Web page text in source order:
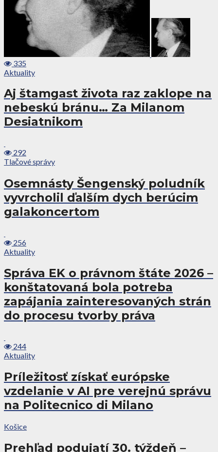
335
Aktuality
Aj štamgast života raz zaklope na
nebeskú bránu… Za Milanom
Desiatnikom
292
Tlačové správy
Osemnásty Šengenský poludník
vyvrcholil ďalším dych berúcim
galakoncertom
256
Aktuality
Správa EK o právnom štáte 2026 –
konštatovaná bola potreba
zapájania zainteresovaných strán
do procesu tvorby práva
244
Aktuality
Príležitosť získať európske
vzdelanie v AI pre verejnú správu
na Politecnico di Milano
Košice
Prehľad podujatí 30. týždeň –